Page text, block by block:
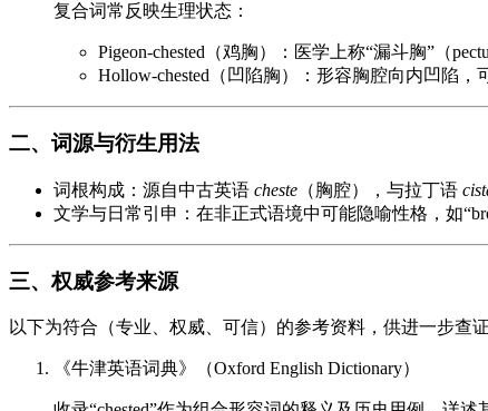
复合词常反映生理状态：
Pigeon-chested（鸡胸）：医学上称“漏斗胸”（
Hollow-chested（凹陷胸）：形容胸腔向内凹陷，
二、词源与衍生用法
词根构成：源自中古英语 cheste （胸腔），与拉丁语
文学与日常引申：在非正式语境中可能隐喻性格，如
三、权威参考来源
以下为符合（专业、权威、可信）的参考资料，供进一步查证
《牛津英语词典》（Oxford English Dictionary）